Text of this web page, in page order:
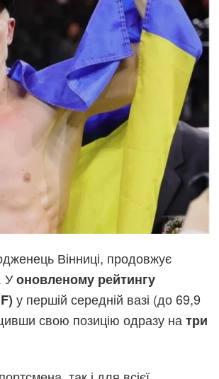
Вінниці, продовжує
Уоновленому рейтингу
у першій середній вазі (до 69,9
свою позицію одразу на три